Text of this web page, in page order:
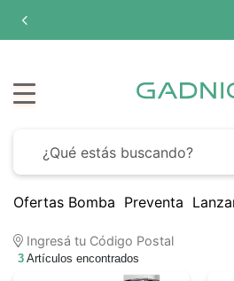
Ofertas Bomba Preventa
Ingresá tu Código Postal
3 Artículos encontrados